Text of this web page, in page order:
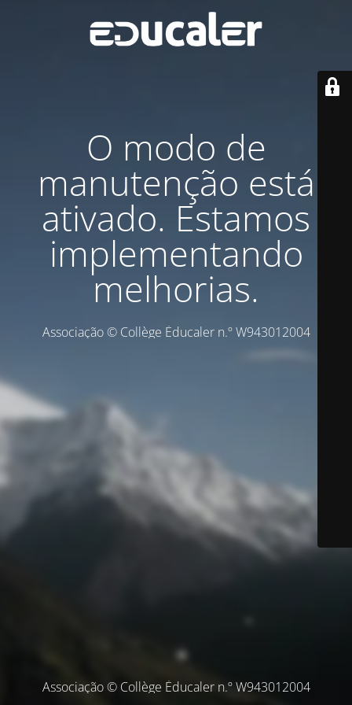
O modo de
manutenção está
ativado. Estamos
implementando
melhorias.
Associação © Collège Éducaler n.º W943012004
Associação © Collège Éducaler n.º W943012004